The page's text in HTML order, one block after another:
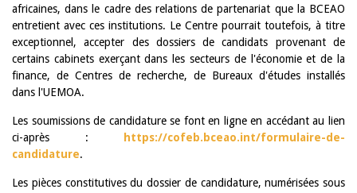
africaines, dans le cadre des relations de partenariat que la BCEAO
entretient avec ces institutions. Le Centre pourrait toutefois, à titre
exceptionnel, accepter des dossiers de candidats provenant de
certains cabinets exerçant dans les secteurs de l'économie et de la
finance, de Centres de recherche, de Bureaux d'études installés
dans l'UEMOA.
Les soumissions de candidature se font en ligne en accédant au lien
ci-après :
https://cofeb.bceao.int/formulaire-de-
candidature.
Les pièces constitutives du dossier de candidature, numérisées sous